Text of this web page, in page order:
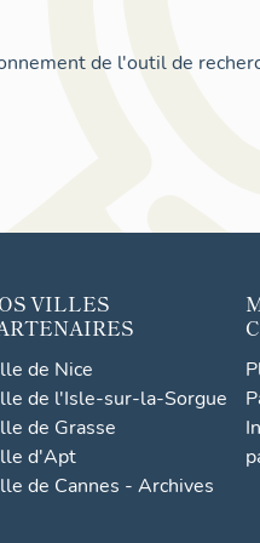
de l'outil de
VILLES
de Nice
de l'Isle-sur-la-Sorgue
de Grasse
d'Apt
de Cannes - Archives